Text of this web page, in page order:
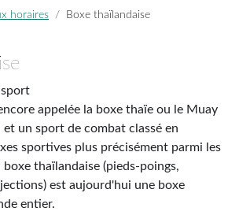
horaires Boxe thaïlandaise
appelée la boxe thaïe ou le Muay
un sport de combat classé en
sportives plus précisément parmi les
boxe thaïlandaise (pieds-poings,
est aujourd'hui une boxe
entier.